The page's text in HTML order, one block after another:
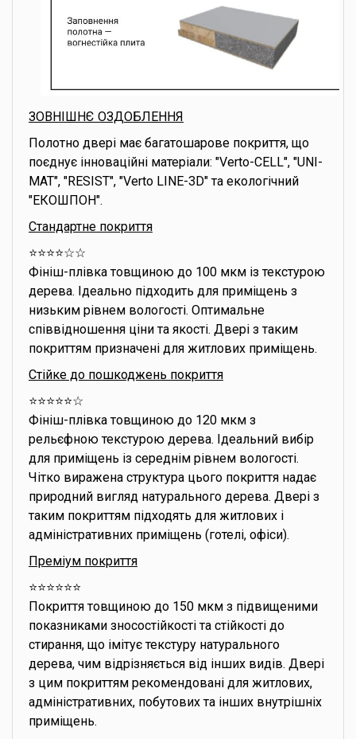
ЗОВНІШНЄ ОЗДОБЛЕННЯ
Полотно двері має багатошарове покриття, що
поєднує інноваційні матеріали: "Verto-CELL", "UNI-
MAT", "RESIST", "Verto LINE-3D" та екологічний
"ЕКОШПОН".
Стандартне покриття
⭐️⭐️⭐️⭐️☆☆
Фініш-плівка товщиною до 100 мкм із текстурою
дерева. Ідеально підходить для приміщень з
низьким рівнем вологості. Оптимальне
співвідношення ціни та якості. Двері з таким
покриттям призначені для житлових приміщень.
Стійке до пошкоджень покриття
⭐️⭐️⭐️⭐️⭐️☆
Фініш-плівка товщиною до 120 мкм з
рельєфною текстурою дерева. Ідеальний вибір
для приміщень із середнім рівнем вологості.
Чітко виражена структура цього покриття надає
природний вигляд натурального дерева. Двері з
таким покриттям підходять для житлових і
адміністративних приміщень (готелі, офіси).
Преміум покриття
⭐️⭐️⭐️⭐️⭐️⭐️
Покриття товщиною до 150 мкм з підвищеними
показниками зносостійкості та стійкості до
стирання, що імітує текстуру натурального
дерева, чим відрізняється від інших видів. Двері
з цим покриттям рекомендовані для житлових,
адміністративних, побутових та інших внутрішніх
приміщень.